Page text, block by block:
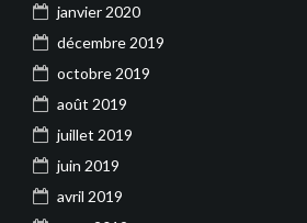
janvier 2020
décembre 2019
octobre 2019
août 2019
juillet 2019
juin 2019
avril 2019